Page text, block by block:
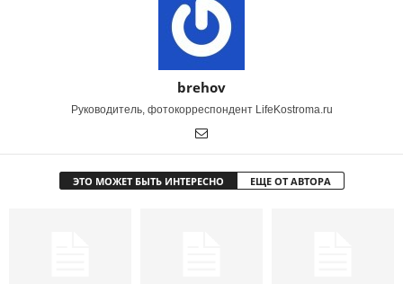
brehov
Руководитель, фотокорреспондент LifeKostroma.ru
ЭТО МОЖЕТ БЫТЬ ИНТЕРЕСНО ЕЩЕ ОТ АВТОРА